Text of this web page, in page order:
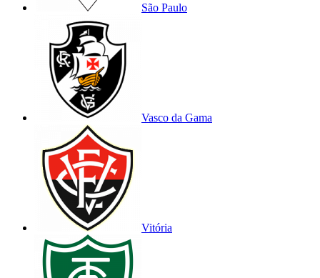
São Paulo
Vasco da Gama
Vitória